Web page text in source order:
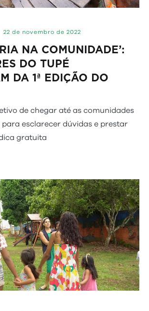
22 de novembro de 2022
NA COMUNIDADE’:
DO TUPÉ
DA 1ª EDIÇÃO DO
de chegar até as comunidades
esclarecer dúvidas e prestar
gratuita